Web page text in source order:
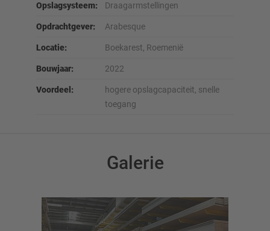
Opslagsysteem: Draagarmstellingen
Opdrachtgever: Arabesque
Locatie: Boekarest, Roemenië
Bouwjaar: 2022
Voordeel:
hogere opslagcapaciteit, snelle
toegang
Galerie